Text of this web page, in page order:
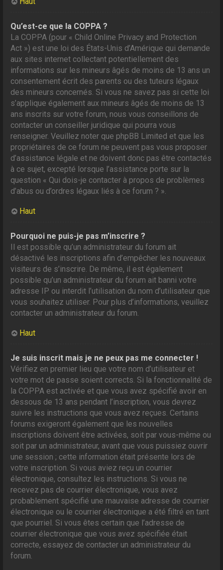
Qu’est-ce que la COPPA ?
La COPPA (pour « Child Online Privacy and Protection
Act ») est une loi des États-Unis d’Amérique qui demande
aux sites internet collectant potentiellement des
informations sur les mineurs âgés de moins de 13 ans un
consentement écrit des parents ou des tuteurs légaux
des mineurs concernés. Si vous ne savez pas si cette loi
s’applique également aux mineurs âgés de moins de 13
ans inscrits sur votre forum, nous vous conseillons de
contacter un conseiller juridique qui pourra vous
renseigner. Veuillez noter que phpBB Limited et que les
propriétaires de ce forum ne peuvent pas vous proposer
d’assistance légale et ne doivent donc pas être contactés
à ce sujet, excepté lorsque l’assistance porte sur la
question « Qui dois-je contacter à propos de problèmes
d’abus ou d’ordres légaux liés à ce forum ? ».
Haut
Pourquoi ne puis-je pas m’inscrire ?
Il est possible qu’un administrateur du forum ait
désactivé les inscriptions afin d’empêcher les nouveaux
visiteurs de s’inscrire. De même, il est également
possible qu’un administrateur du forum ait banni votre
adresse IP ou interdit l’utilisation du nom d’utilisateur que
vous souhaitez utiliser. Pour plus d’informations, veuillez
contacter un administrateur du forum.
Haut
Je suis inscrit mais je ne peux pas me connecter !
Vérifiez en premier lieu que votre nom d’utilisateur et
votre mot de passe soient corrects. Si la fonctionnalité de
la COPPA est activée et que vous avez spécifié avoir en
dessous de 13 ans pendant l’inscription, vous devrez
suivre les instructions que vous avez reçues. Certains
forums exigeront également que les nouvelles
inscriptions doivent être activées, soit par vous-même ou
soit par un administrateur, avant que vous puissiez ouvrir
une session ; cette information était présente lors de
votre inscription. Si vous aviez reçu un courrier
électronique, consultez les instructions. Si vous ne
recevez pas de courrier électronique, vous avez
probablement spécifié une mauvaise adresse de courrier
électronique ou le courrier électronique a été filtré en tant
que pourriel. Si vous êtes certain que l’adresse de
courrier électronique que vous avez spécifiée était
correcte, essayez de contacter un administrateur du
forum.